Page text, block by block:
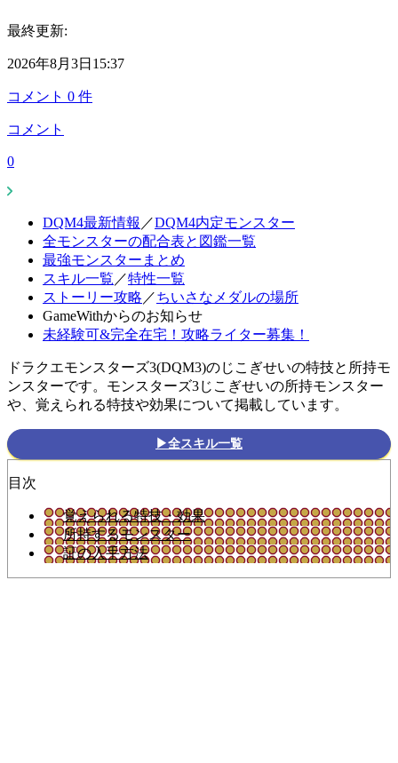
最終更新:
2026年8月3日15:37
コメント 0 件
コメント
0
DQM4最新情報 ／DQM4内定モンスター
全モンスターの配合表と図鑑一覧
最強モンスターまとめ
スキル一覧 ／特性一覧
ストーリー攻略 ／ちいさなメダルの場所
GameWithからのお知らせ
未経験可&完全在宅！攻略ライター募集！
ドラクエモンスターズ3(DQM3)のじこぎせいの特技と所持モ
ンスターです。モンスターズ3じこぎせいの所持モンスター
や、覚えられる特技や効果について掲載しています。
▶全スキル一覧
目次
覚えられる特技・効果
所持するモンスター
証の入手方法